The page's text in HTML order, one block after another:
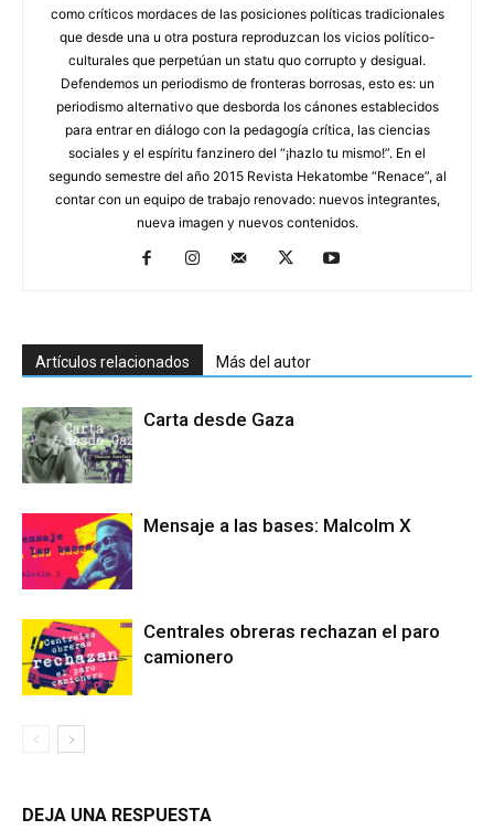
como críticos mordaces de las posiciones políticas tradicionales
que desde una u otra postura reproduzcan los vicios político-
culturales que perpetúan un statu quo corrupto y desigual.
Defendemos un periodismo de fronteras borrosas, esto es: un
periodismo alternativo que desborda los cánones establecidos
para entrar en diálogo con la pedagogía crítica, las ciencias
sociales y el espíritu fanzinero del “¡hazlo tu mismo!”. En el
segundo semestre del año 2015 Revista Hekatombe “Renace”, al
contar con un equipo de trabajo renovado: nuevos integrantes,
nueva imagen y nuevos contenidos.
Artículos relacionados Más del autor
Carta desde Gaza
Mensaje a las bases: Malcolm X
Centrales obreras rechazan el paro
camionero
DEJA UNA RESPUESTA